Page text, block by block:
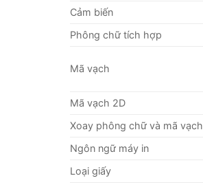
Cảm biến
Phông chữ tích hợp
Mã vạch
Mã vạch 2D
Xoay phông chữ và mã vạch
Ngôn ngữ máy in
Loại giấy